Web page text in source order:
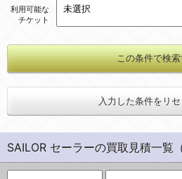
利用可能な
チケット
入力した条件をリ
SAILOR セーラーの買取見積一覧